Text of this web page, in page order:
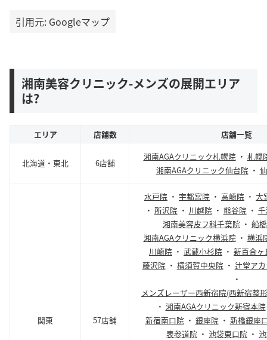
引用元: Googleマップ
湘南美容クリニック-メンズの展開エリア
は?
エリア 店舗数 店舗一覧
北海道・東北 6店舗
湘南AGAクリニック札幌院 ・ 札幌
湘南AGAクリニック仙台院 ・
関東 57店舗
水戸院 ・ 宇都宮院 ・ 高崎院 ・ 大
・ 所沢院 ・ 川越院 ・ 熊谷院 ・
湘南美容皮フ科千葉院 ・ 船
湘南AGAクリニック横浜院 ・ 横浜
川崎院 ・ 武蔵小杉院 ・ 新百合ヶ
藤沢院 ・ 横須賀中央院 ・ 辻堂ア
・
メンズレーザー西新宿院(西新宿整
・ 湘南AGAクリニック新宿本院
新宿南口院 ・ 銀座院 ・ 新橋銀座
表参道院 ・ 池袋東口院 ・